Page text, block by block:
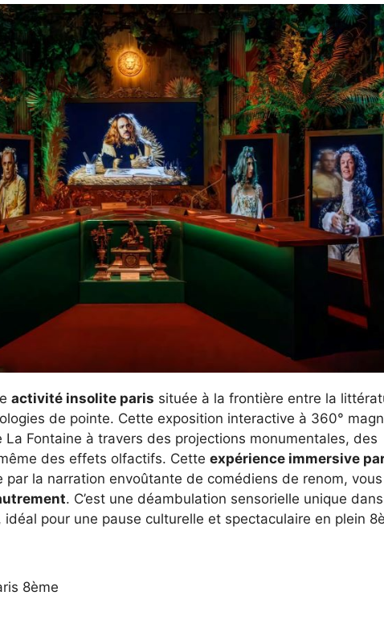
activité insolite paris située à la frontière entre la
de pointe. Cette exposition interactive à 360°
Fontaine à travers des projections monumentales, des
des effets olfactifs. Cette expérience immersive
par la narration envoûtante de comédiens de renom, vous
. C’est une déambulation sensorielle unique
idéal pour une pause culturelle et spectaculaire en plein
8ème